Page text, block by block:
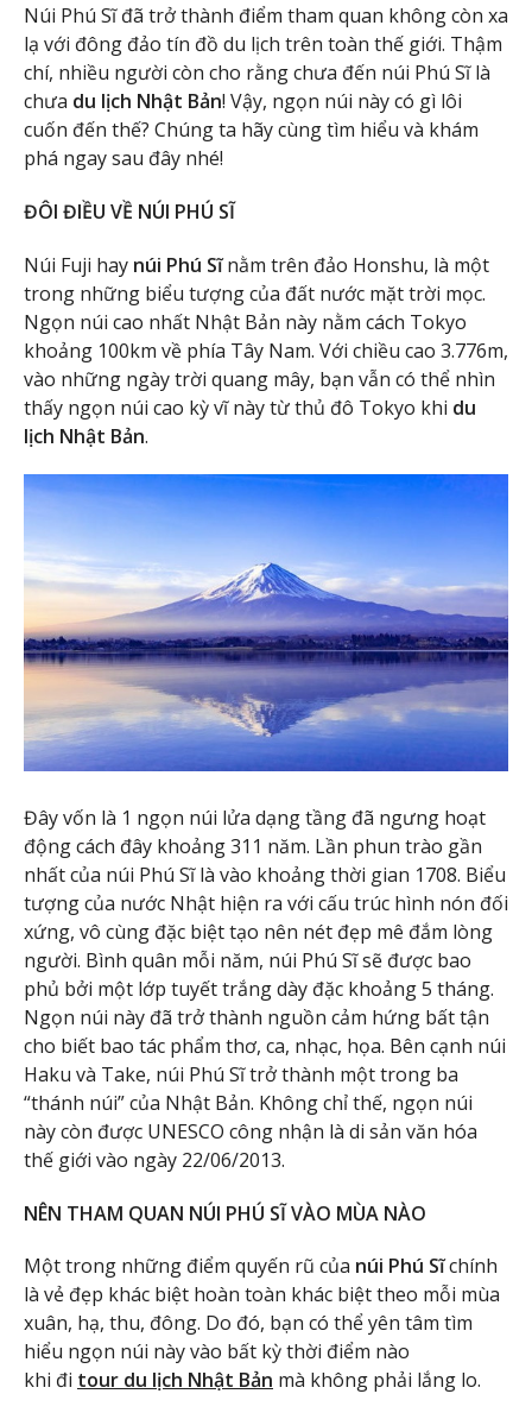
Núi Phú Sĩ đã trở thành điểm tham quan không còn xa
lạ với đông đảo tín đồ du lịch trên toàn thế giới. Thậm
chí, nhiều người còn cho rằng chưa đến núi Phú Sĩ là
chưa du lịch Nhật Bản! Vậy, ngọn núi này có gì lôi
cuốn đến thế? Chúng ta hãy cùng tìm hiểu và khám
phá ngay sau đây nhé!
ĐÔI ĐIỀU VỀ NÚI PHÚ SĨ
Núi Fuji hay núi Phú Sĩnằm trên đảo Honshu, là một
trong những biểu tượng của đất nước mặt trời mọc.
Ngọn núi cao nhất Nhật Bản này nằm cách Tokyo
khoảng 100km về phía Tây Nam. Với chiều cao 3.776m,
vào những ngày trời quang mây, bạn vẫn có thể nhìn
thấy ngọn núi cao kỳ vĩ này từ thủ đô Tokyo khi du
lịch Nhật Bản.
Đây vốn là 1 ngọn núi lửa dạng tầng đã ngưng hoạt
động cách đây khoảng 311 năm. Lần phun trào gần
nhất của núi Phú Sĩ là vào khoảng thời gian 1708. Biểu
tượng của nước Nhật hiện ra với cấu trúc hình nón đối
xứng, vô cùng đặc biệt tạo nên nét đẹp mê đắm lòng
người. Bình quân mỗi năm, núi Phú Sĩ sẽ được bao
phủ bởi một lớp tuyết trắng dày đặc khoảng 5 tháng.
Ngọn núi này đã trở thành nguồn cảm hứng bất tận
cho biết bao tác phẩm thơ, ca, nhạc, họa. Bên cạnh núi
Haku và Take, núi Phú Sĩ trở thành một trong ba
“thánh núi” của Nhật Bản. Không chỉ thế, ngọn núi
này còn được UNESCO công nhận là di sản văn hóa
thế giới vào ngày 22/06/2013.
NÊN THAM QUAN NÚI PHÚ SĨ VÀO MÙA NÀO
Một trong những điểm quyến rũ của núi Phú Sĩchính
là vẻ đẹp khác biệt hoàn toàn khác biệt theo mỗi mùa
xuân, hạ, thu, đông. Do đó, bạn có thể yên tâm tìm
hiểu ngọn núi này vào bất kỳ thời điểm nào
khi đi tour du lịch Nhật Bản mà không phải lắng lo.